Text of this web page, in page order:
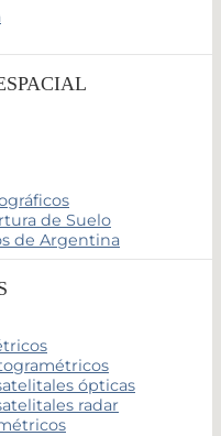
de Suelo
de Argentina
ópticas
radar